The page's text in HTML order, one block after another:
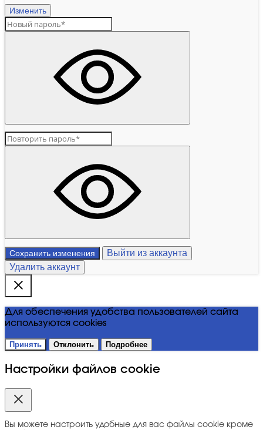
Изменить
Сохранить изменения
Выйти из аккаунта
Удалить аккаунт
Для обеспечения удобства пользователей сайта
используются cookies
Принять Отклонить Подробнее
Настройки файлов cookie
Вы можете настроить удобные для вас файлы cookie кроме